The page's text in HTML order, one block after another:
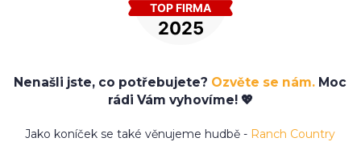
Nenašli jste, co potřebujete? Ozvěte se nám. Moc
rádi Vám vyhovíme! 💖
Jako koníček se také věnujeme hudbě - Ranch Country